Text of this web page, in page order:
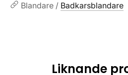
Blandare / Badkarsblandare
Liknande